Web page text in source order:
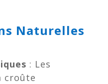
Naturelles
: Les
croûte